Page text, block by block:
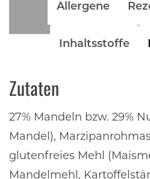
Allergene
Inhaltsstoffe
Zutaten
27% Mandeln bzw. 29%
Mandel),
glutenfreies Mehl
Mandelmehl,